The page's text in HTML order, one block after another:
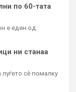
по 60-тата
е еден од
ни станаа
сè помалку